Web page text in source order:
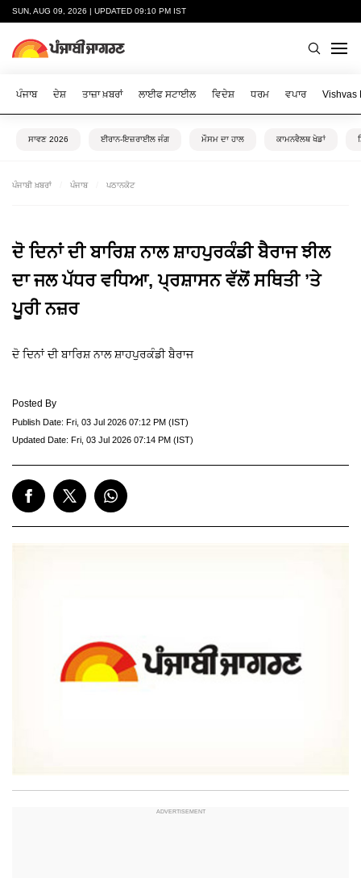
SUN, AUG 09, 2026 | UPDATED 09:10 PM IST
ਪੰਜਾਬ ਦੇਸ਼ ਤਾਜ਼ਾ ਖ਼ਬਰਾਂ ਲਾਈਫ ਸਟਾਈਲ ਵਿਦੇਸ਼ ਧਰਮ ਵਪਾਰ Vishvas
ਸਾਵਣ 2026 ਈਰਾਨ-ਇਜ਼ਰਾਈਲ ਜੰਗ ਮੌਸਮ ਦਾ ਹਾਲ ਕਾਮਨਵੈਲਥ ਖੇਡਾਂ
ਪੰਜਾਬੀ ਖ਼ਬਰਾਂ ਪੰਜਾਬ ਪਠਾਨਕੋਟ
ਦੋ ਦਿਨਾਂ ਦੀ ਬਾਰਿਸ਼ ਨਾਲ ਸ਼ਾਹਪੁਰਕੰਡੀ ਬੈਰਾਜ ਝੀਲ
ਦਾ ਜਲ ਪੱਧਰ ਵਧਿਆ, ਪ੍ਰਸ਼ਾਸਨ ਵੱਲੋਂ ਸਥਿਤੀ ’ਤੇ
ਪੂਰੀ ਨਜ਼ਰ
ਦੋ ਦਿਨਾਂ ਦੀ ਬਾਰਿਸ਼ ਨਾਲ ਸ਼ਾਹਪੁਰਕੰਡੀ ਬੈਰਾਜ
Posted By
Publish Date: Fri, 03 Jul 2026 07:12 PM (IST)
Updated Date: Fri, 03 Jul 2026 07:14 PM (IST)